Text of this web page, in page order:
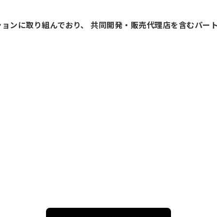
ンに取り組んでおり、 共同開発・販売代理店を含むパー